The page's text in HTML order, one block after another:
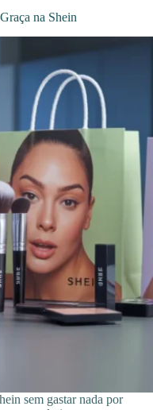
na Shein
sem gastar nada por